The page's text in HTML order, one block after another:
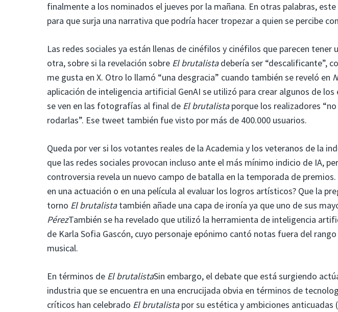
finalmente a los nominados el jueves por la mañana. En otras palabras,
para que surja una narrativa que podría hacer tropezar a quien se percibe
Las redes sociales ya están llenas de cinéfilos y cinéfilos que parecen
otra, sobre si la revelación sobre El brutalistadebería ser “descalificante”,
me gusta en X. Otro lo llamó “una desgracia” cuando también se reveló en
aplicación de inteligencia artificial GenAI se utilizó para crear algunos de
se ven en las fotografías al final de El brutalistaporque los realizadores
rodarlas”. Ese tweet también fue visto por más de 400.000 usuarios.
Queda por ver si los votantes reales de la Academia y los veteranos de la
que las redes sociales provocan incluso ante el más mínimo indicio de IA,
controversia revela un nuevo campo de batalla en la temporada de
en una actuación o en una película al evaluar los logros artísticos? Que la
torno El brutalistatambién añade una capa de ironía ya que uno de sus
PérezTambién se ha revelado que utilizó la herramienta de inteligencia
de Karla Sofia Gascón, cuyo personaje epónimo cantó notas fuera del
musical.
En términos de El brutalistaSin embargo, el debate que está surgiendo
industria que se encuentra en una encrucijada obvia en términos de
críticos han celebrado El brutalistapor su estética y ambiciones anticuadas